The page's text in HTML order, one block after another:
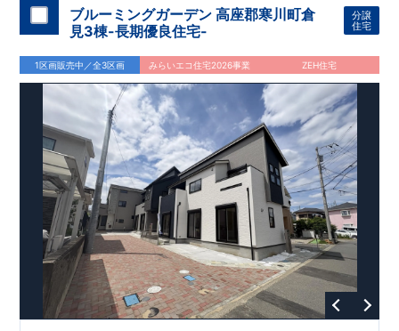
り（制震編）
【ブルーミングガーデンが選ばれる理由】 ​↓ クリックすると
詳細ページが表示されます ​暮らしを豊かにする空間アイデア
外観デザインへのこだわり メンテナンスリフォーム
お問い合わせ​ 027-320-1238​高崎営業所（定休日：火曜日・水
曜日） 営業時間／9：30～18：30​
GOOD DESIGN AWARD2024 ​ 東栄住宅​は、この度2024年度
グッドデザイン賞を3プロジェクト同時受賞いたしました。
木造住宅用制震ダンパー / 東栄セーフティダンパー 地盤改
良工法 / R-Evolve パイル 宅地開発手法 / 簡単に地図から
消せる道
ブルーミングガーデン 高座郡寒川町倉
見3棟-長期優良住宅-
分譲
住宅
1区画販売中／全3区画 みらいエコ住宅2026事業 ZEH住宅